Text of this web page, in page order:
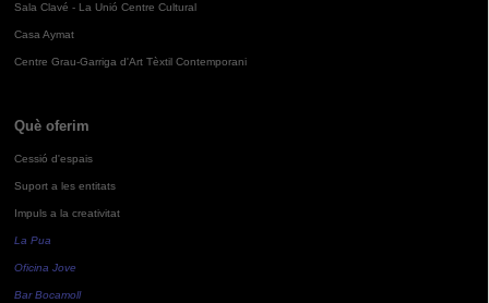
Sala Clavé - La Unió Centre Cultural
Casa Aymat
Centre Grau-Garriga d'Art Tèxtil Contemporani
Què oferim
Cessió d'espais
Suport a les entitats
Impuls a la creativitat
La Pua
Oficina Jove
Bar Bocamoll